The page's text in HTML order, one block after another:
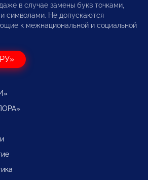
в случае замены букв точками,
символами. Не допускаются
к межнациональной и социальной